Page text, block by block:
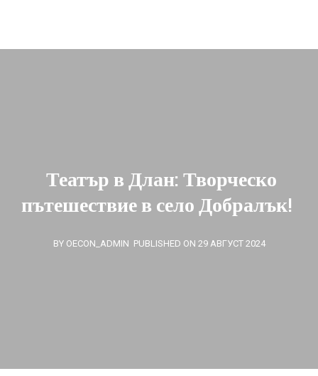
Театър в Длан: Творческо
пътешествие в село Добралък!
BY OECON_ADMIN PUBLISHED ON 29 АВГУСТ 2024